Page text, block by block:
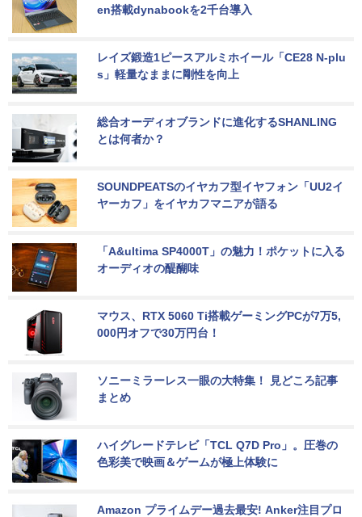
en搭載dynabookを2千台導入
レイズ鍛造1ピースアルミホイール「CE28 N-plu
s」軽量なままに剛性を向上
総合オーディオブランドに進化するSHANLING
とは何者か？
SOUNDPEATSのイヤカフ型イヤフォン「UU2イ
ヤーカフ」をイヤカフマニアが語る
「A&ultima SP4000T」の魅力！ポケットに入る
オーディオの醍醐味
マウス、RTX 5060 Ti搭載ゲーミングPCが7万5,
000円オフで30万円台！
ソニーミラーレス一眼の大特集！ 見どころ記事
まとめ
ハイグレードテレビ「TCL Q7D Pro」。圧巻の
色彩美で映画＆ゲームが極上体験に
Amazon プライムデー過去最安! Anker注目プロ